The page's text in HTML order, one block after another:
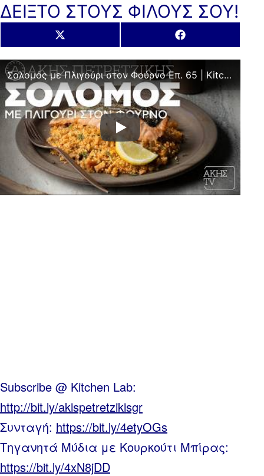
ΔΕΙΞΤΟ ΣΤΟΥΣ ΦΙΛΟΥΣ ΣΟΥ!
Share
on
X
(Twitter)
Share
on
Facebook
Σολομός με Πλιγούρι στον Φούρνο Επ. 65 | Kitchen Lab TV | Άκης Πετρετζίκης
Subscribe @ Kitchen Lab:
http://bit.ly/akispetretzikisgr
Συνταγή: https://bit.ly/4etyOGs
Τηγανητά Μύδια με Κουρκούτι Μπίρας:
https://bit.ly/4xN8jDD